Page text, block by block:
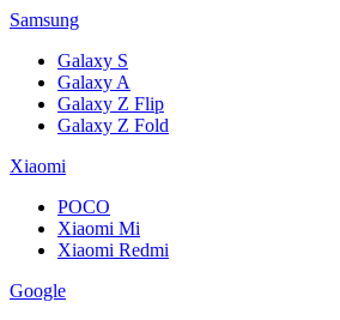
Samsung
Galaxy S
Galaxy A
Galaxy Z Flip
Galaxy Z Fold
Xiaomi
POCO
Xiaomi Mi
Xiaomi Redmi
Google